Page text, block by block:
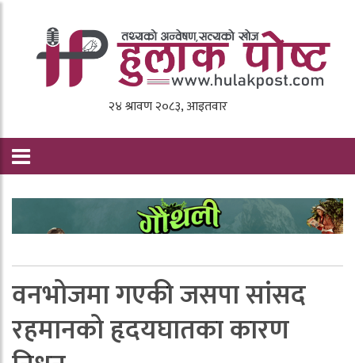
वनभोजमा गएकी जसपा सांसद
रहमानको हृदयघातका कारण